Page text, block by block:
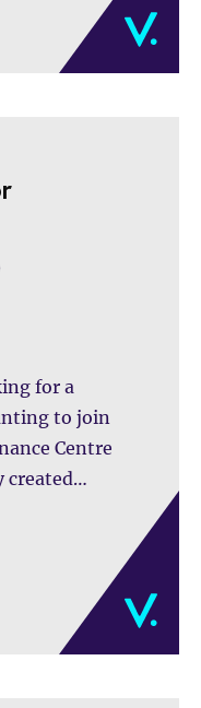
HR
werk je
de verdere
for a
to join
Centre
created
the
to